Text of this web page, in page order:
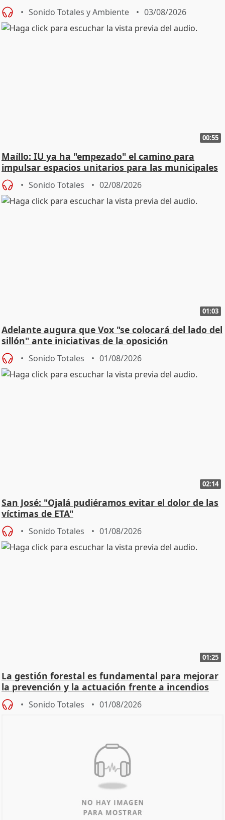
Urgencias
Sonido Totales y Ambiente 03/08/2026
00:55
Maíllo: IU ya ha "empezado" el camino para
impulsar espacios unitarios para las municipales
Sonido Totales 02/08/2026
01:03
Adelante augura que Vox "se colocará del lado del
sillón" ante iniciativas de la oposición
Sonido Totales 01/08/2026
02:14
San José: "Ojalá pudiéramos evitar el dolor de las
víctimas de ETA"
Sonido Totales 01/08/2026
01:25
La gestión forestal es fundamental para mejorar
la prevención y la actuación frente a incendios
Sonido Totales 01/08/2026